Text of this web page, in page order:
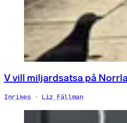
V vill miljardsatsa på
Inrikes Liz Fällman